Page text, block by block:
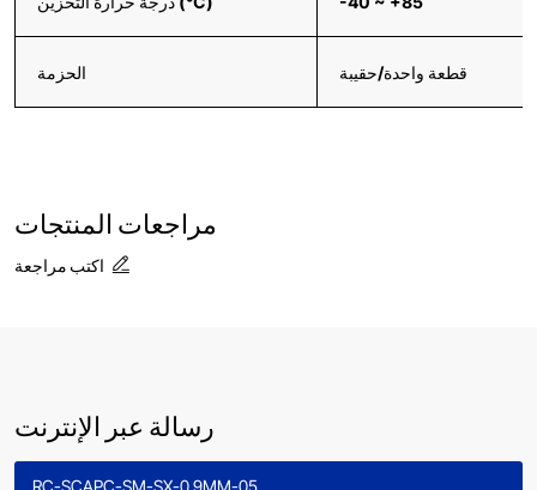
الحزمة قطعة واحدة/حقيبة
مراجعات المنتجات
اكتب مراجعة
رسالة عبر الإنترنت